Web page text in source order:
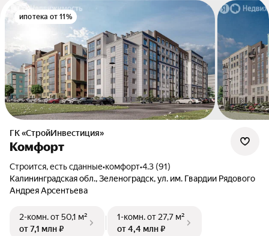
ипотека от 11%
ГК «СтройИнвестиция»
Комфорт
Строится, есть сданные•комфорт•4.3 (91)
Калининградская обл., Зеленоградск, ул. им. Гвардии Рядового
Андрея Арсентьева
2-комн.от 50,1 м²
от 7,1 млн ₽
1-комн.от 27,7 м²
от 4,4 млн ₽